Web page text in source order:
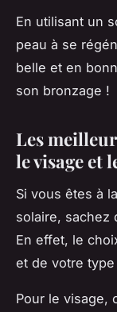
En utilisant un
peau à se
belle et en
son bronzage !
Les
le visage et
Si vous êtes à
solaire, sachez
En effet, le
et de votre
Pour le visage,